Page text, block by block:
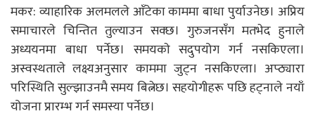
मकर: व्याहारिक अलमलले आँटेका काममा बाधा पुर्याउनेछ। अप्रिय
समाचारले चिन्तित तुल्याउन सक्छ। गुरुजनसँग मतभेद हुनाले
अध्ययनमा बाधा पर्नेछ। समयकाे सदुपयोग गर्न नसकिएला।
अस्वस्थताले लक्ष्यअनुसार काममा जुट्न नसकिएला। अप्ठ्यारा
परिस्थिति सुल्झाउनमै समय बित्नेछ। सहयोगीहरू पछि हट्नाले नयाँ
योजना प्रारम्भ गर्न समस्या पर्नेछ।